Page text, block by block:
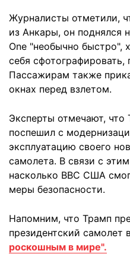
Журналисты отметили,
из Анкары, он поднялся
One "необычно быстро",
себя сфотографировать,
Пассажирам также
окнах перед взлетом.
Эксперты отмечают,
поспешил с
эксплуатацию своего
самолета. В связи с
насколько ВВС США
меры безопасности.
Напомним, что Трамп
президентский самолет
роскошным в мире".